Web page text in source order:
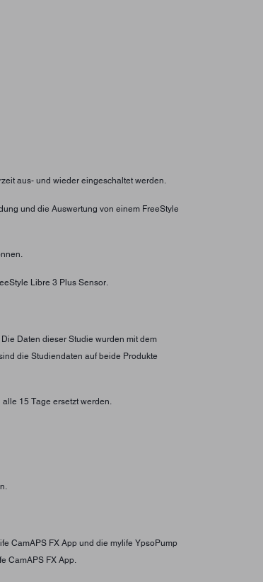
aus- und wieder eingeschaltet werden.
und die Auswertung von einem FreeStyle
Libre 3 Plus Sensor.
Daten dieser Studie wurden mit dem
die Studiendaten auf beide Produkte
15 Tage ersetzt werden.
CamAPS FX App und die mylife YpsoPump
CamAPS FX App.